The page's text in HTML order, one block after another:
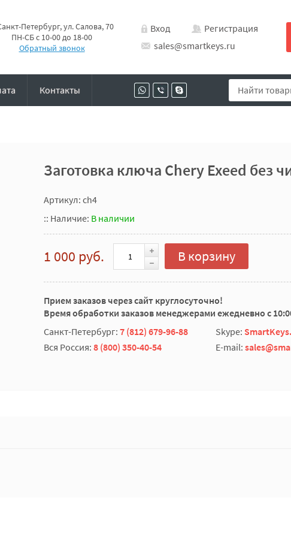
Петербург, ул. Салова, 70
ПН-СБ с 10-00 до 18-00
Обратный звонок
Вход
Регистрация
sales@smartkeys.ru
Контакты
Заготовка ключа Chery Exeed без
Артикул: ch4
:: Наличие: В наличии
1 000 руб. В корзину
Прием заказов через сайт круглосуточно!
Время обработки заказов менеджерами ежедневно с
Санкт-Петербург: 7 (812) 679-96-88 Skype:
Вся Россия: 8 (800) 350-40-54 E-mail: